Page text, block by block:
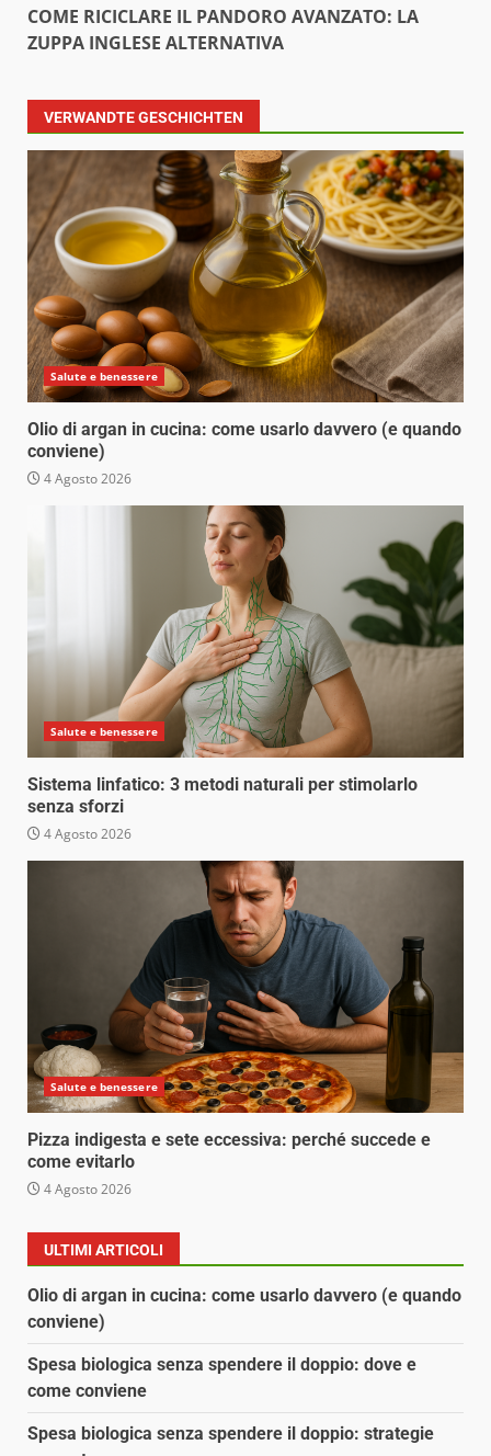
COME RICICLARE IL PANDORO AVANZATO: LA
ZUPPA INGLESE ALTERNATIVA
VERWANDTE GESCHICHTEN
Salute e benessere
Olio di argan in cucina: come usarlo davvero (e quando
conviene)
4 Agosto 2026
Salute e benessere
Sistema linfatico: 3 metodi naturali per stimolarlo
senza sforzi
4 Agosto 2026
Salute e benessere
Pizza indigesta e sete eccessiva: perché succede e
come evitarlo
4 Agosto 2026
ULTIMI ARTICOLI
Olio di argan in cucina: come usarlo davvero (e quando
conviene)
Spesa biologica senza spendere il doppio: dove e
come conviene
Spesa biologica senza spendere il doppio: strategie